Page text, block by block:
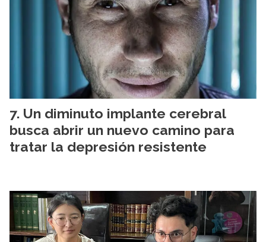
Un diminuto implante cerebral
busca abrir un nuevo camino para
tratar la depresión resistente